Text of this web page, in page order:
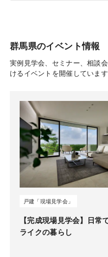
埼玉 24件
長野 8件
群馬県のイベント情報
実例見学会、セミナー、相談
けるイベントを開催しています
【完成現場見学会】日常
ライクの暮らし
戸建「現場見学会」